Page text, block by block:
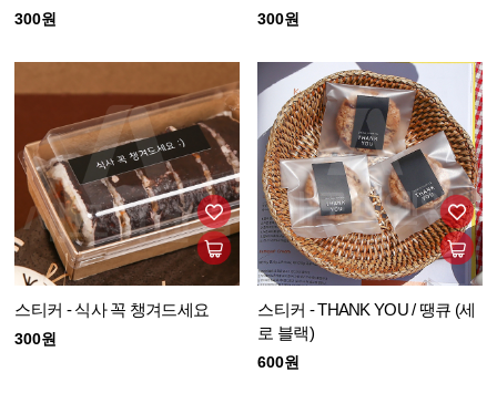
300원 300원
스티커 - 식사 꼭 챙겨드세요
300원
스티커 - THANK YOU / 땡큐 (세
로 블랙)
600원